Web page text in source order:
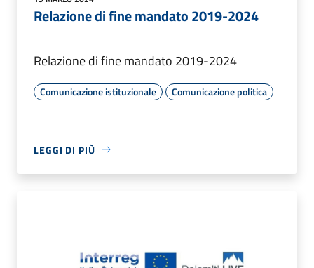
Relazione di fine mandato 2019-2024
Relazione di fine mandato 2019-2024
Comunicazione istituzionale Comunicazione politica
LEGGI DI PIÙ